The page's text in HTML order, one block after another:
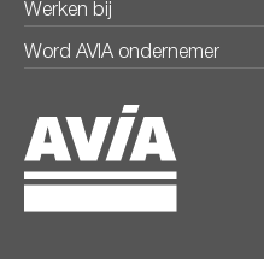
Werken bij
Word AVIA ondernemer